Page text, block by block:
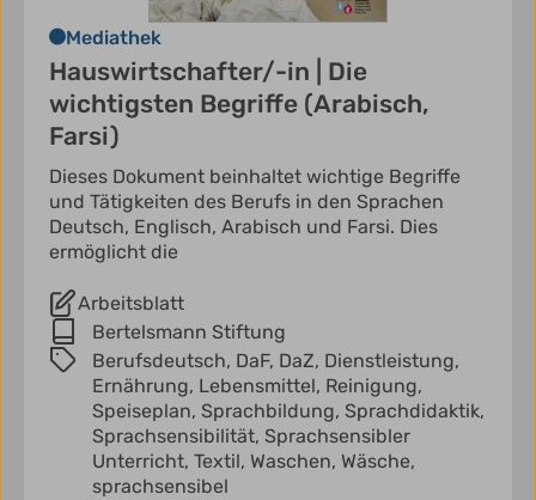
Mediathek
Hauswirtschafter/-in | Die
wichtigsten Begriffe (Arabisch,
Farsi)
Dieses Dokument beinhaltet wichtige Begriffe
und Tätigkeiten des Berufs in den Sprachen
Deutsch, Englisch, Arabisch und Farsi. Dies
ermöglicht die
Arbeitsblatt
Bertelsmann Stiftung
Berufsdeutsch, DaF, DaZ, Dienstleistung,
Ernährung, Lebensmittel, Reinigung,
Speiseplan, Sprachbildung, Sprachdidaktik,
Sprachsensibilität, Sprachsensibler
Unterricht, Textil, Waschen, Wäsche,
sprachsensibel